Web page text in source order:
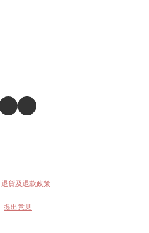
退貨及退款政策
提出意見